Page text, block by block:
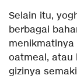
Selain itu,
berbagai
menikmatinya
oatmeal, atau
gizinya